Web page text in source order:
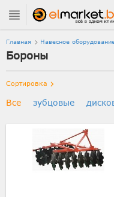
Главная Навесное
Бороны
Сортировка
Все зубцовые